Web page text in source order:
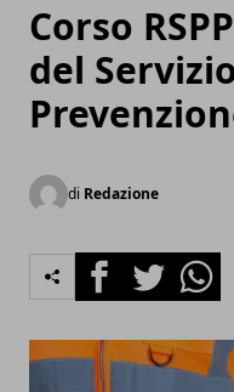
Corso
del
di Redazione
FacebookTwitter